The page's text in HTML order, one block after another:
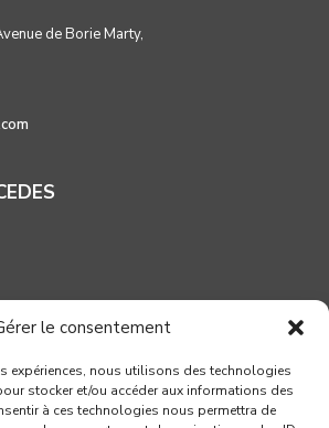
le consentement
expériences, nous utilisons des technologies
stocker et/ou accéder aux informations des
à ces technologies nous permettra de
de Borie Marty,